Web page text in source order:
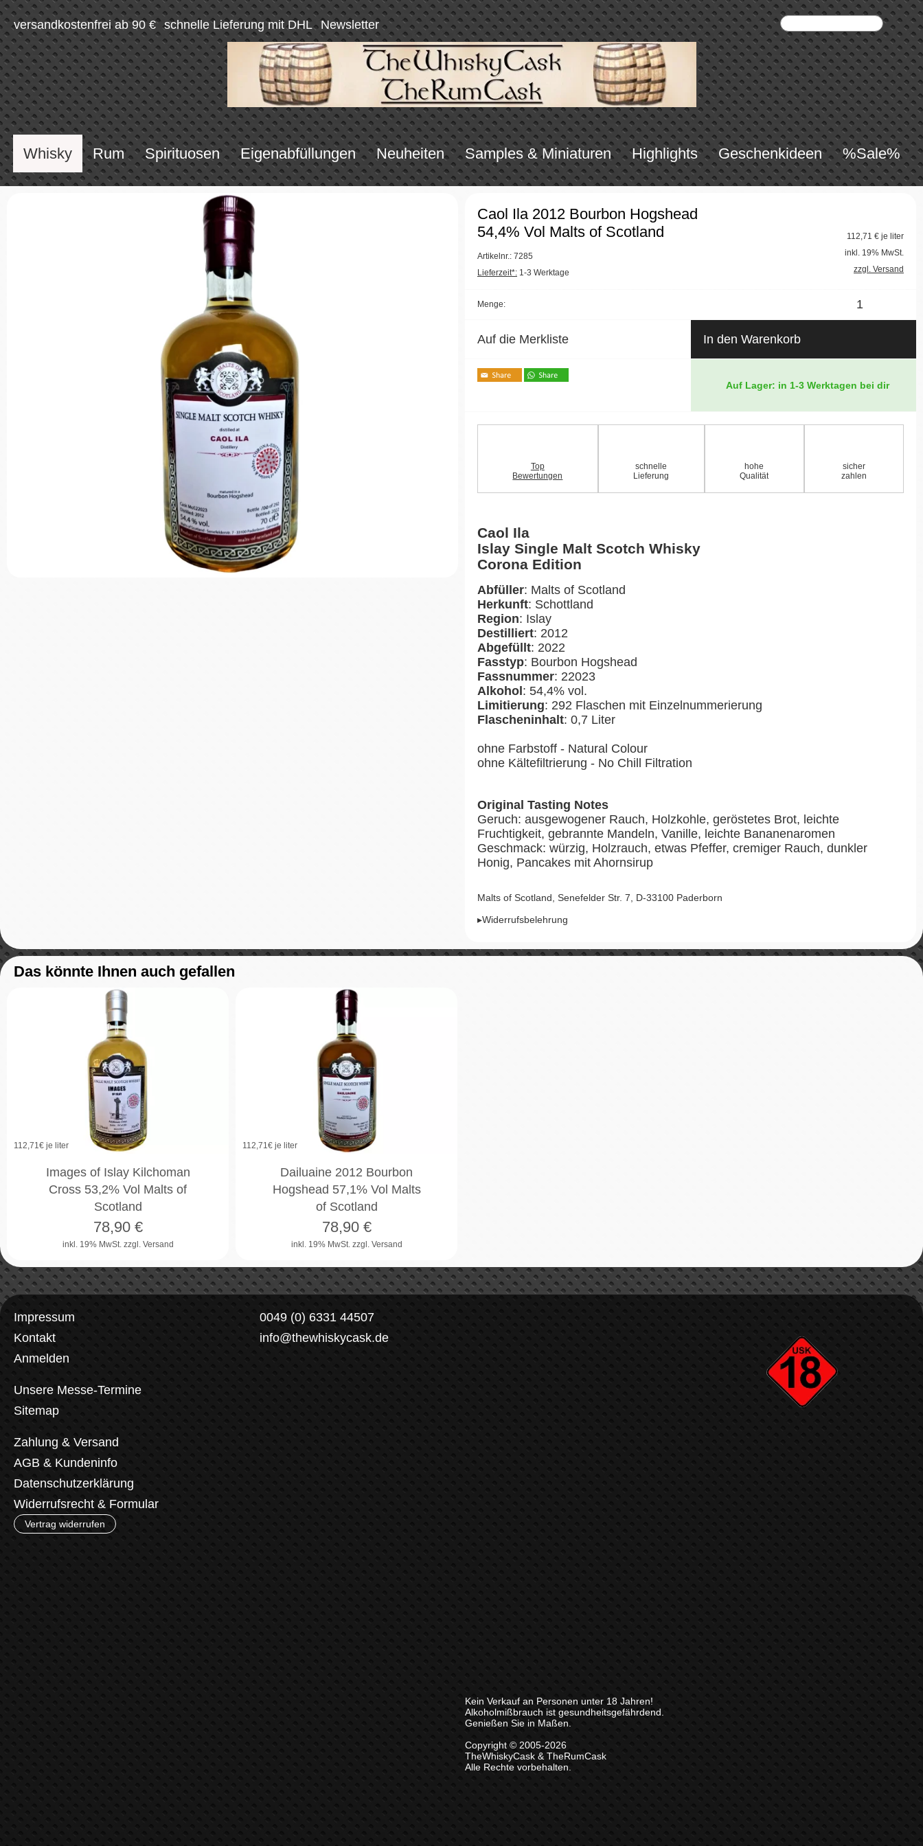
versandkostenfrei ab 90 € schnelle Lieferung mit DHL Newsletter
Whisky Rum Spirituosen Eigenabfüllungen Neuheiten Samples & Miniaturen Highlights Geschenkideen %Sale%
Caol Ila 2012 Bourbon Hogshead
54,4% Vol Malts of Scotland
Artikelnr.: 7285
Lieferzeit*: 1-3 Werktage
112,71 € je liter
inkl. 19% MwSt.
zzgl. Versand
Menge:
Auf die Merkliste In den Warenkorb
Auf Lager: in 1-3 Werktagen bei dir
Top
Bewertungen
schnelle
Lieferung
hohe
Qualität
sicher
zahlen
Caol Ila
Islay Single Malt Scotch Whisky
Corona Edition
Abfüller: Malts of Scotland
Herkunft: Schottland
Region: Islay
Destilliert: 2012
Abgefüllt: 2022
Fasstyp: Bourbon Hogshead
Fassnummer: 22023
Alkohol: 54,4% vol.
Limitierung: 292 Flaschen mit Einzelnummerierung
Flascheninhalt: 0,7 Liter
ohne Farbstoff - Natural Colour
ohne Kältefiltrierung - No Chill Filtration
Original Tasting Notes
Geruch: ausgewogener Rauch, Holzkohle, geröstetes Brot, leichte
Fruchtigkeit, gebrannte Mandeln, Vanille, leichte Bananenaromen
Geschmack: würzig, Holzrauch, etwas Pfeffer, cremiger Rauch, dunkler
Honig, Pancakes mit Ahornsirup
Malts of Scotland, Senefelder Str. 7, D-33100 Paderborn
▸Widerrufsbelehrung
Das könnte Ihnen auch gefallen
112,71€ je liter
Images of Islay Kilchoman
Cross 53,2% Vol Malts of
Scotland
inkl. 19% MwSt. zzgl. Versand
78,90€
112,71€ je liter
Dailuaine 2012 Bourbon
Hogshead 57,1% Vol Malts
of Scotland
inkl. 19% MwSt. zzgl. Versand
78,90€
Impressum
Kontakt
Anmelden
Unsere Messe-Termine
Sitemap
Zahlung & Versand
AGB & Kundeninfo
Datenschutzerklärung
Widerrufsrecht & Formular
Vertrag widerrufen
0049 (0) 6331 44507
info@thewhiskycask.de
Kein Verkauf an Personen unter 18 Jahren!
Alkoholmißbrauch ist gesundheitsgefährdend.
Genießen Sie in Maßen.
Copyright © 2005-2026
TheWhiskyCask & TheRumCask
Alle Rechte vorbehalten.